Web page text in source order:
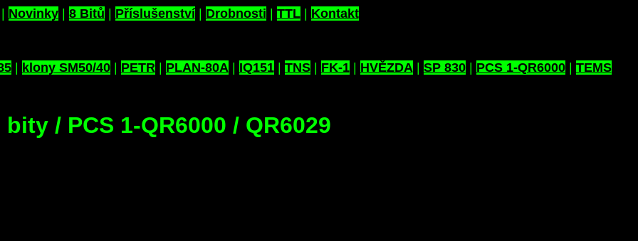
Novinky| 8 Bitů Příslušenství| Drobnosti TTL| Kontakt
| klony SM50/40| PETR| PLAN-80A| IQ151| TNS| FK-1| HVĚZDA| SP 830| PCS 1-QR6000| TEMS
bity / PCS 1-QR6000 / QR6029